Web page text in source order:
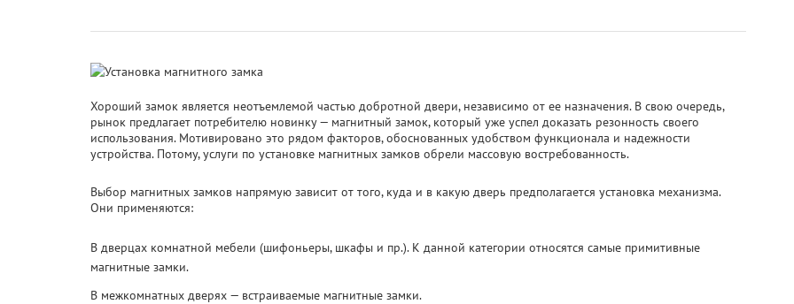
Хороший замок является неотъемлемой частью добротной двери, независимо от ее назначения. В свою очередь,
рынок предлагает потребителю новинку — магнитный замок, который уже успел доказать резонность своего
использования. Мотивировано это рядом факторов, обоснованных удобством функционала и надежности
устройства. Потому, услуги по установке магнитных замков обрели массовую востребованность.
Выбор магнитных замков напрямую зависит от того, куда и в какую дверь предполагается установка механизма.
Они применяются:
В дверцах комнатной мебели (шифоньеры, шкафы и пр.). К данной категории относятся самые примитивные
магнитные замки.
В межкомнатных дверях — встраиваемые магнитные замки.